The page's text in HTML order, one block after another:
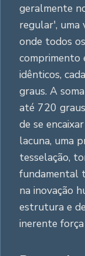
geralmente
regular', uma
onde todos
comprimento
idênticos,
graus. A
até 720
de se
lacuna, uma
tesselação,
fundamental
na inovação
estrutura e
inerente